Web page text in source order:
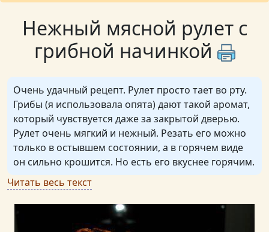
Нежный мясной рулет с
грибной начинкой
Очень удачный рецепт. Рулет просто тает во рту.
Грибы (я использовала опята) дают такой аромат,
который чувствуется даже за закрытой дверью.
Рулет очень мягкий и нежный. Резать его можно
только в остывшем состоянии, а в горячем виде
он сильно крошится. Но есть его вкуснее горячим.
Читать весь текст